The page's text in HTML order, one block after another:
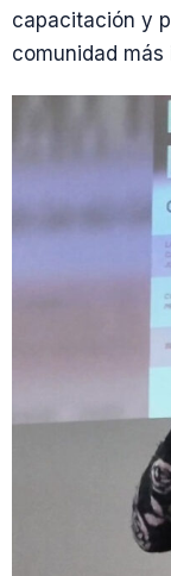
capacitación y
comunidad